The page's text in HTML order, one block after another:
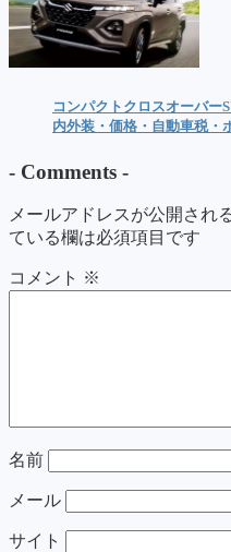
コンパクトクロスオーバー
内外装・価格・自動車税
- Comments -
メールアドレスが公開され
ている欄は必須項目です
コメント ※
名前
メール
サイト